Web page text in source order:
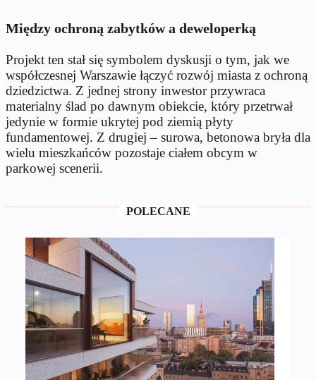
Między ochroną zabytków a deweloperką
Projekt ten stał się symbolem dyskusji o tym, jak we
współczesnej Warszawie łączyć rozwój miasta z ochroną
dziedzictwa. Z jednej strony inwestor przywraca
materialny ślad po dawnym obiekcie, który przetrwał
jedynie w formie ukrytej pod ziemią płyty
fundamentowej. Z drugiej – surowa, betonowa bryła dla
wielu mieszkańców pozostaje ciałem obcym w
parkowej scenerii.
POLECANE